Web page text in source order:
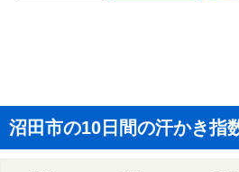
沼田市の10日間の汗かき指